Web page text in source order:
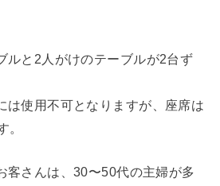
ルと2人がけのテーブルが2台ず
は使用不可となりますが、座席は
。
客さんは、30〜50代の主婦が多